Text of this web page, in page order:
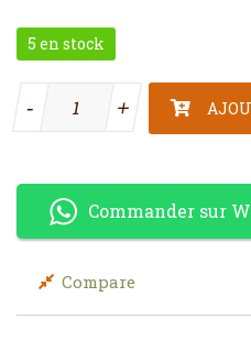
5 en stock
quantité de Tableau 4
+
- +
-
Commander sur
Compare